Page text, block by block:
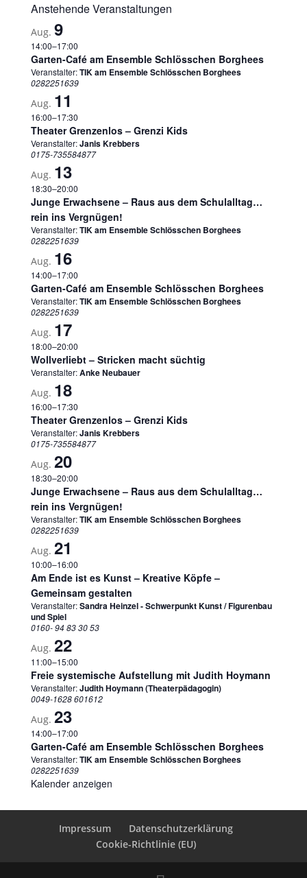
Anstehende Veranstaltungen
Aug. 9
14:00–17:00
Garten-Café am Ensemble Schlösschen Borghees
Veranstalter:TIK am Ensemble Schlösschen Borghees
0282251639
Aug. 11
16:00–17:30
Theater Grenzenlos – Grenzi Kids
Veranstalter:Janis Krebbers
0175-735584877
Aug. 13
18:30–20:00
Junge Erwachsene – Raus aus dem Schulalltag…
rein ins Vergnügen!
Veranstalter:TIK am Ensemble Schlösschen Borghees
0282251639
Aug. 16
14:00–17:00
Garten-Café am Ensemble Schlösschen Borghees
Veranstalter:TIK am Ensemble Schlösschen Borghees
0282251639
Aug. 17
18:00–20:00
Wollverliebt – Stricken macht süchtig
Veranstalter:Anke Neubauer
Aug. 18
16:00–17:30
Theater Grenzenlos – Grenzi Kids
Veranstalter:Janis Krebbers
0175-735584877
Aug. 20
18:30–20:00
Junge Erwachsene – Raus aus dem Schulalltag…
rein ins Vergnügen!
Veranstalter:TIK am Ensemble Schlösschen Borghees
0282251639
Aug. 21
10:00–16:00
Am Ende ist es Kunst – Kreative Köpfe –
Gemeinsam gestalten
Veranstalter:Sandra Heinzel - Schwerpunkt Kunst / Figurenbau
und Spiel
0160- 94 83 30 53
Aug. 22
11:00–15:00
Freie systemische Aufstellung mit Judith Hoymann
Veranstalter:Judith Hoymann (Theaterpädagogin)
0049-1628 601612
Aug. 23
14:00–17:00
Garten-Café am Ensemble Schlösschen Borghees
Veranstalter:TIK am Ensemble Schlösschen Borghees
0282251639
Kalender anzeigen
Impressum
Datenschutzerklärung
Cookie-Richtlinie (EU)